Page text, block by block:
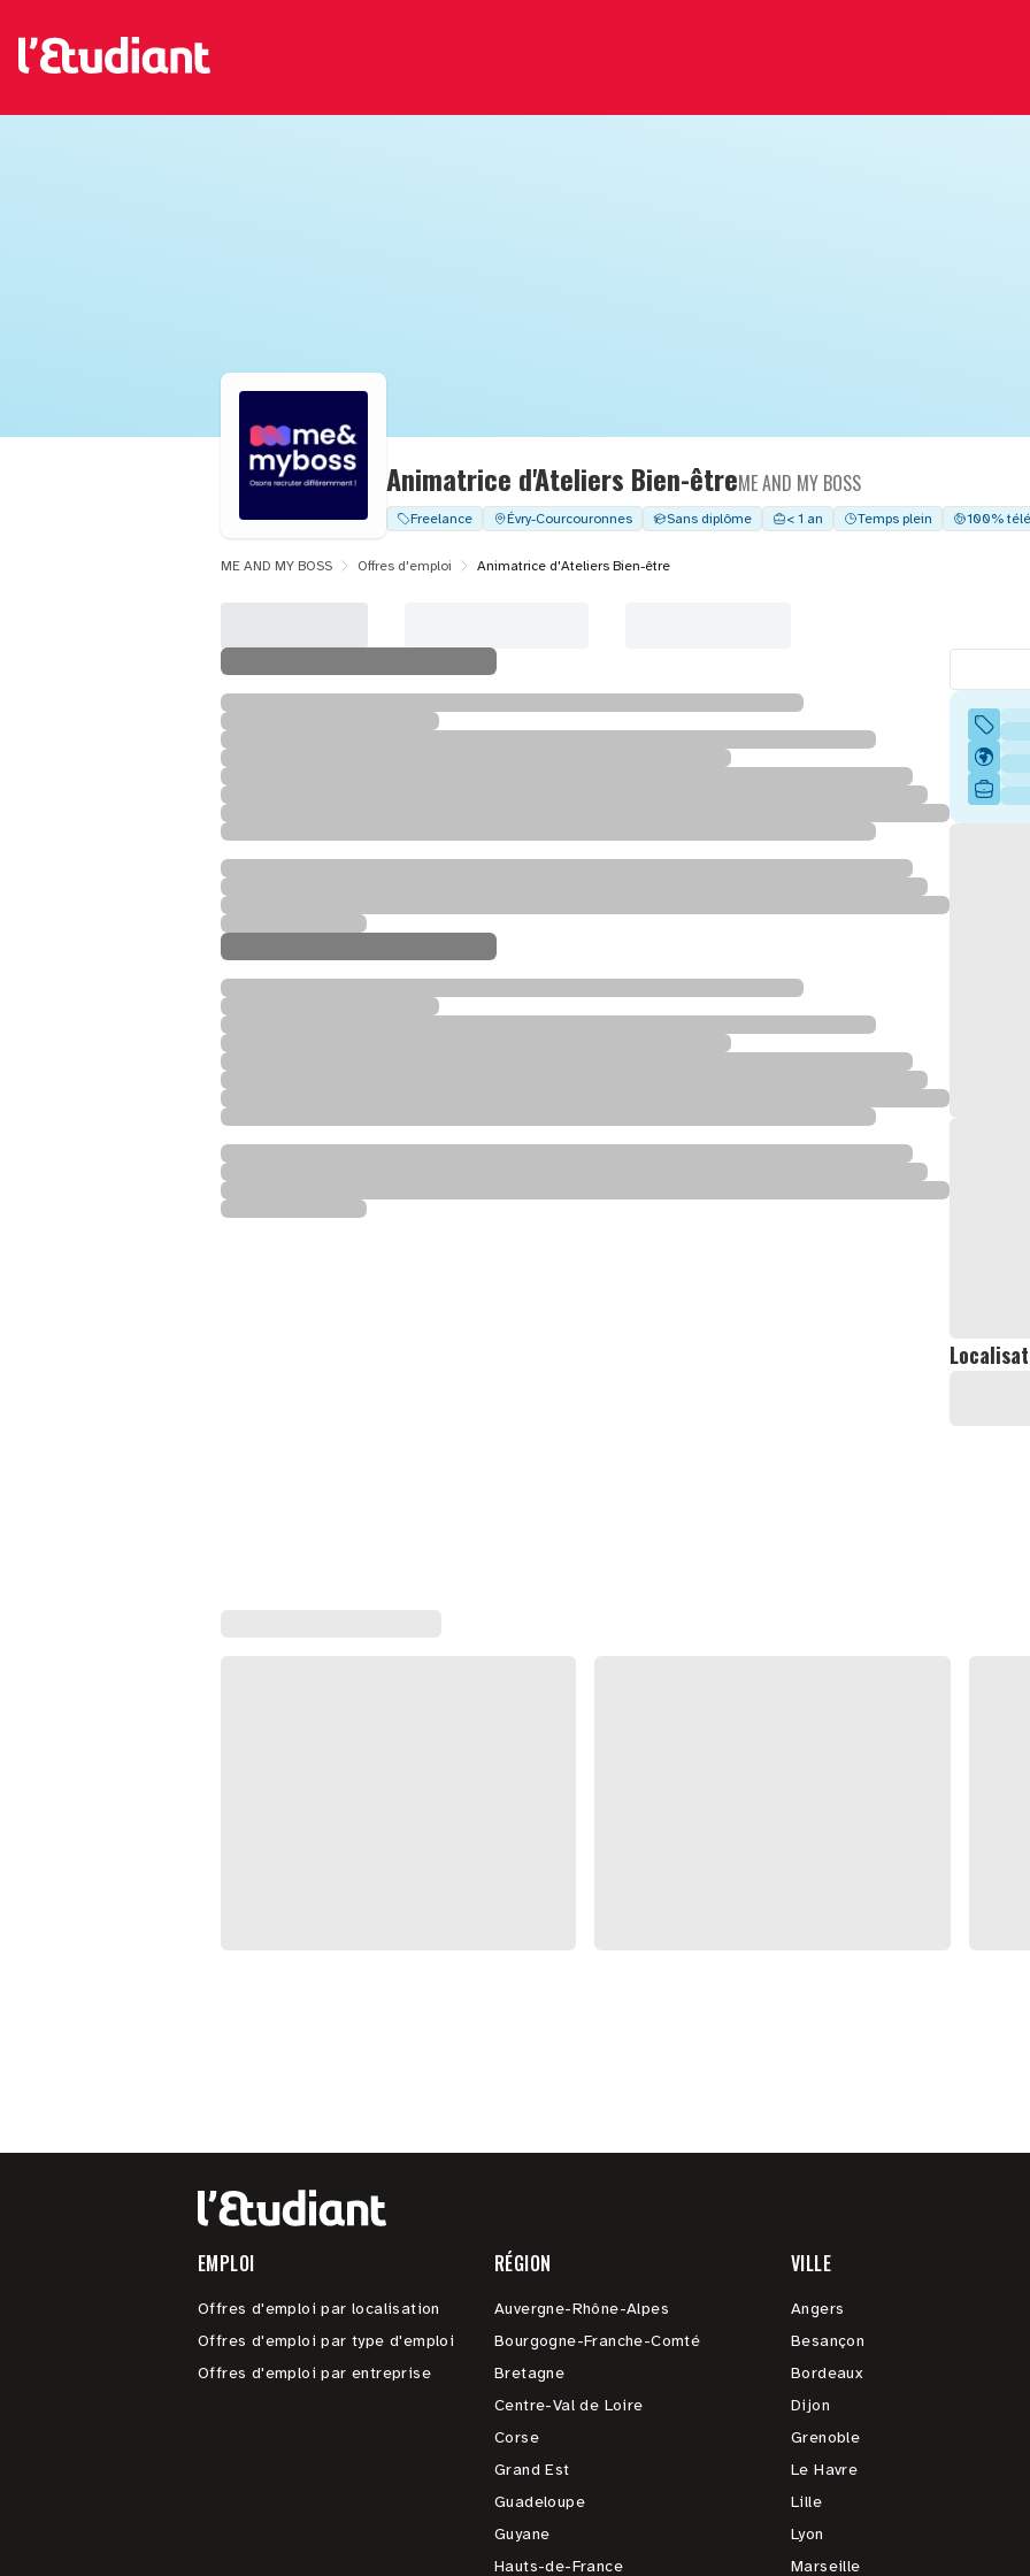
Animatrice d'Ateliers Bien-êtreME AND MY BOSS
Freelance Évry-Courcouronnes Sans diplôme < 1 an Temps plein 100%
ME AND MY BOSS Offres d'emploi Animatrice d'Ateliers Bien-être
EMPLOI
Offres d'emploi par localisation
Offres d'emploi par type d'emploi
Offres d'emploi par entreprise
RÉGION
Auvergne-Rhône-Alpes
Bourgogne-Franche-Comté
Bretagne
Centre-Val de Loire
Corse
Grand Est
Guadeloupe
Guyane
Hauts-de-France
VILLE
Angers
Besançon
Bordeaux
Dijon
Grenoble
Le Havre
Lille
Lyon
Marseille